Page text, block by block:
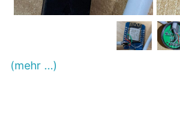
(mehr …)